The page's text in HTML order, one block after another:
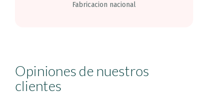
Fabricacion nacional
Opiniones de nuestros
clientes